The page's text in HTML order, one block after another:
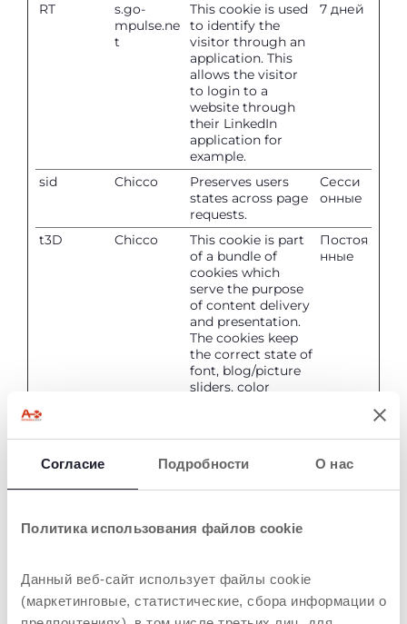
Согласие Подробности О нас
Политика использования файлов cookie
Данный веб-сайт использует файлы cookie
(маркетинговые, статистические, сбора информации о
RT
s.go-
mpulse.ne
t
This cookie is used
to identify the
visitor through an
application. This
allows the visitor
to login to a
website through
their LinkedIn
application for
example.
7 дней
sid Chicco
Preserves users
states across page
requests.
Сесси
онные
t3D Chicco
This cookie is part
of a bundle of
cookies which
serve the purpose
of content delivery
and presentation.
The cookies keep
the correct state of
font, blog/picture
sliders, color
Постоя
нные
tADe Chicco
This cookie is part
of a bundle of
serve the purpose
and presentation.
font, blog/picture
sliders, color
themes and other
Постоя
нные